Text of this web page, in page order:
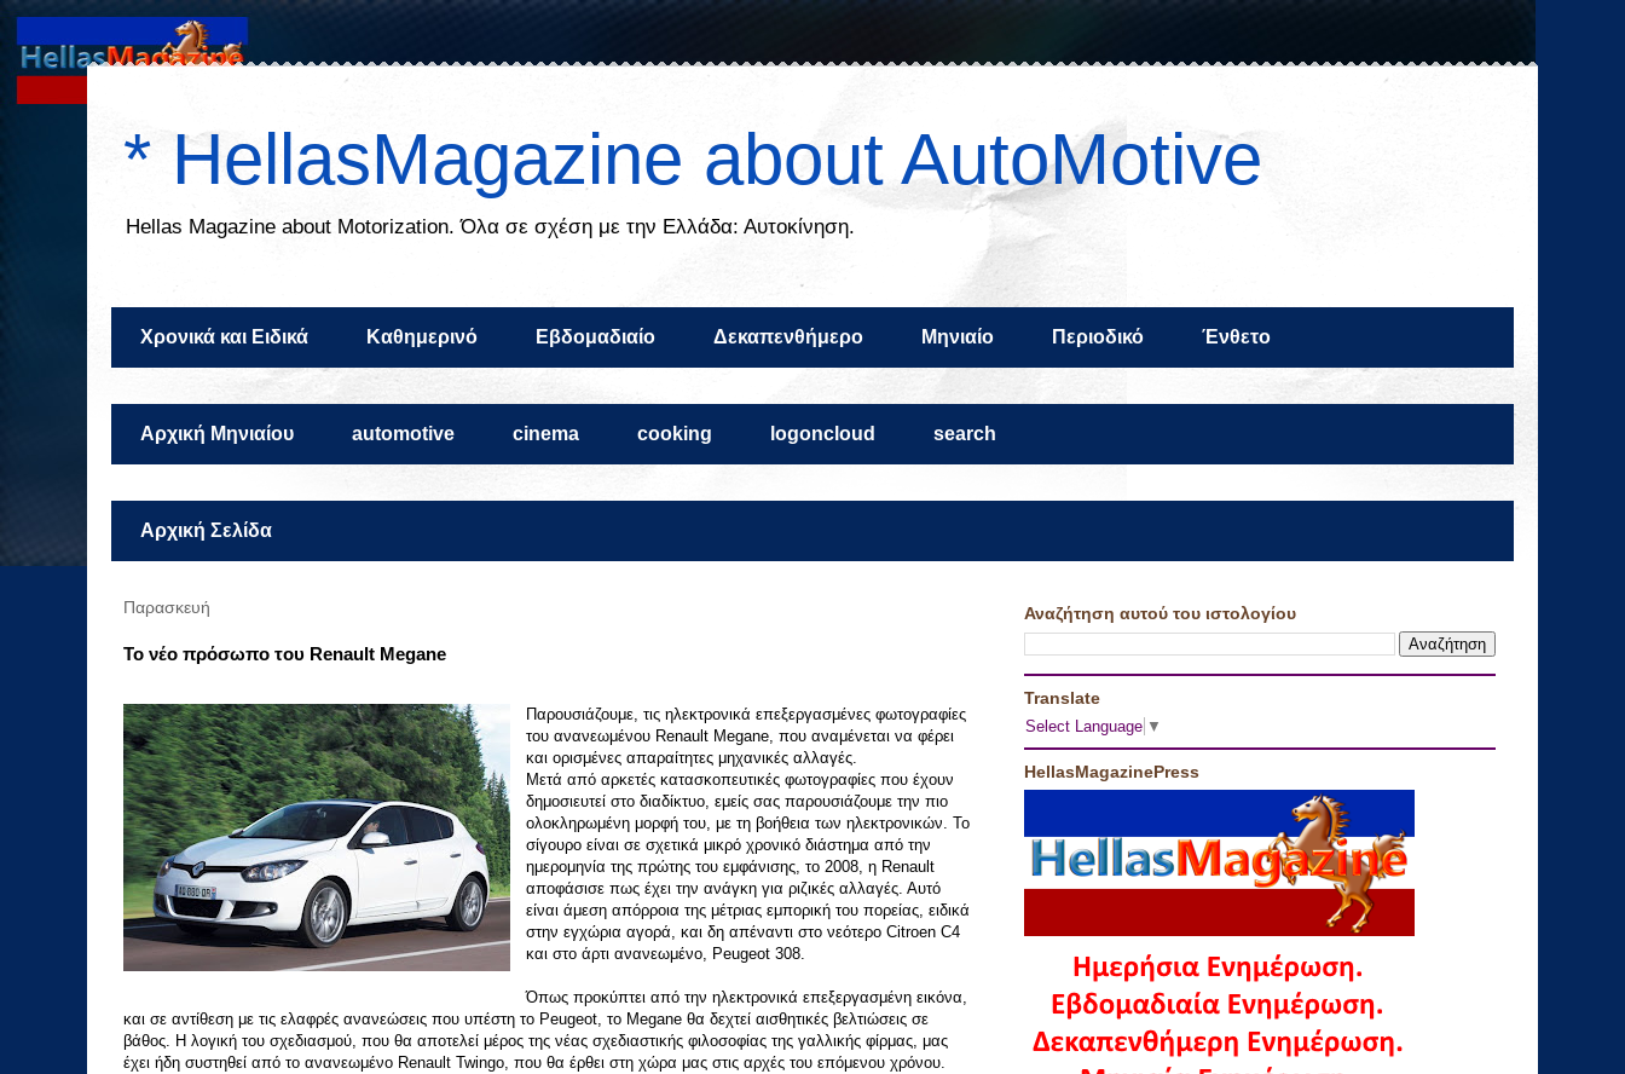
* HellasMagazine about AutoMotive
Ηellas Μagazine about Motorization. Όλα σε σχέση με την Ελλάδα: Αυτοκίνηση.
Χρονικά και Ειδικά Καθημερινό Εβδομαδιαίο Δεκαπενθήμερο Μηνιαίο Περιοδικό Ένθετο
Αρχική Μηνιαίου automotive cinema cooking logoncloud search
Αρχική Σελίδα
Παρασκευή
Το νέο πρόσωπο του Renault Megane
Παρουσιάζουμε, τις ηλεκτρονικά επεξεργασμένες φωτογραφίες
του ανανεωμένου Renault Megane, που αναμένεται να φέρει
και ορισμένες απαραίτητες μηχανικές αλλαγές.
Μετά από αρκετές κατασκοπευτικές φωτογραφίες που έχουν
δημοσιευτεί στο διαδίκτυο, εμείς σας παρουσιάζουμε την πιο
ολοκληρωμένη μορφή του, με τη βοήθεια των ηλεκτρονικών. Το
σίγουρο είναι σε σχετικά μικρό χρονικό διάστημα από την
ημερομηνία της πρώτης του εμφάνισης, το 2008, η Renault
αποφάσισε πως έχει την ανάγκη για ριζικές αλλαγές. Αυτό
είναι άμεση απόρροια της μέτριας εμπορική του πορείας, ειδικά
στην εγχώρια αγορά, και δη απέναντι στο νεότερο Citroen C4
και στο άρτι ανανεωμένο, Peugeot 308.
Όπως προκύπτει από την ηλεκτρονικά επεξεργασμένη εικόνα,
και σε αντίθεση με τις ελαφρές ανανεώσεις που υπέστη το Peugeot, το Megane θα δεχτεί αισθητικές βελτιώσεις σε
βάθος. Η λογική του σχεδιασμού, που θα αποτελεί μέρος της νέας σχεδιαστικής φιλοσοφίας της γαλλικής φίρμας, μας
έχει ήδη συστηθεί από το ανανεωμένο Renault Twingo, που θα έρθει στη χώρα μας στις αρχές του επόμενου χρόνου.
Αναζήτηση αυτού του ιστολογίου
Translate
Select Language ▼
HellasMagazinePress